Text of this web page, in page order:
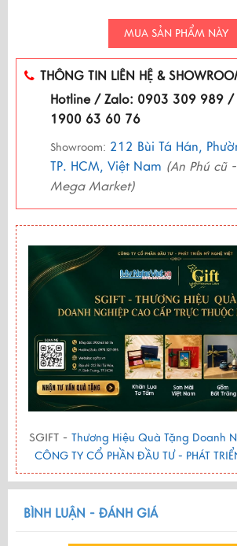
MUA SẢN PHẨM NÀY
THÔNG TIN LIÊN HỆ &
Hotline / Zalo: 0903 309 989 /
1900 63 60 76
Showroom: 212 Bùi Tá Hán,
TP. HCM, Việt Nam (An Phú cũ
Mega Market)
SGIFT - Thương Hiệu Quà Tặng Doanh
CÔNG TY CỔ PHẦN ĐẦU TƯ - PHÁT
BÌNH LUẬN - ĐÁNH GIÁ